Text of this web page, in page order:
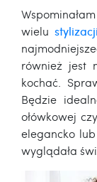
wielu stylizacji
również jest
kochać.
Będzie
ołówkowej
elegancko
wyglądała